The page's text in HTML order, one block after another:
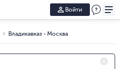
Войти
Владикавказ - Москва